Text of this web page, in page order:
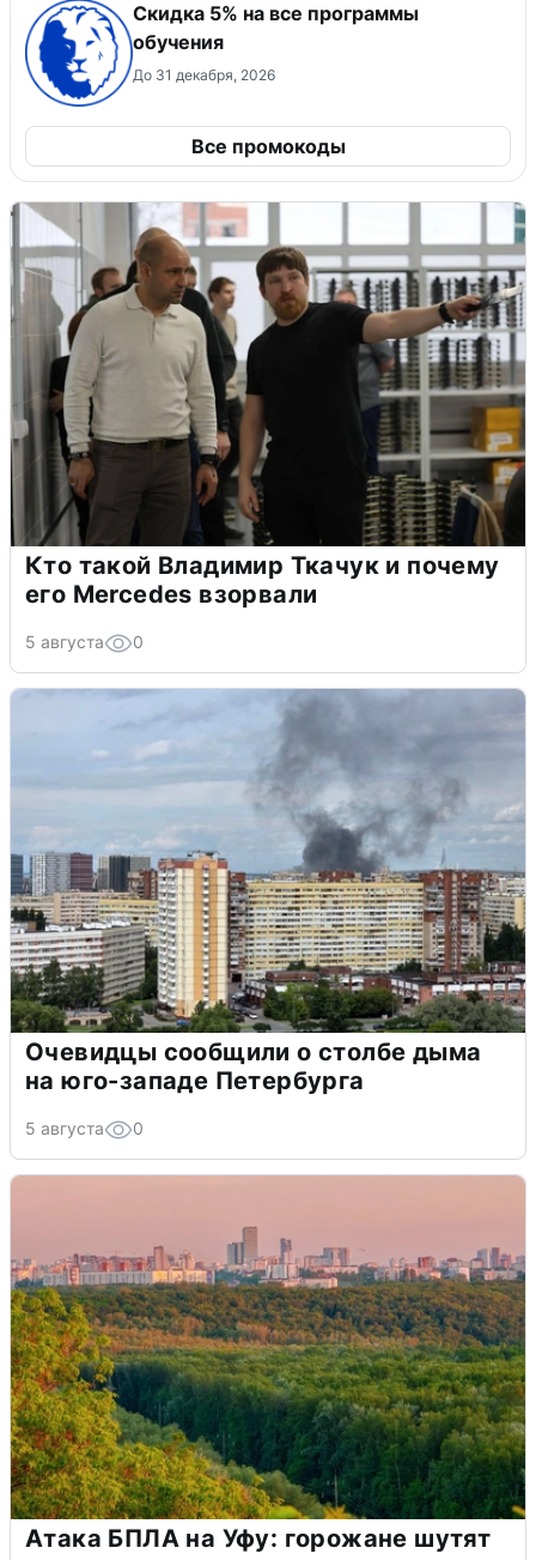
Скидка 5% на все программы
обучения
До 31 декабря, 2026
Все промокоды
Кто такой Владимир Ткачук и почему
его Mercedes взорвали
5 августа 0
Очевидцы сообщили о столбе дыма
на юго-западе Петербурга
5 августа 0
Атака БПЛА на Уфу: горожане шутят